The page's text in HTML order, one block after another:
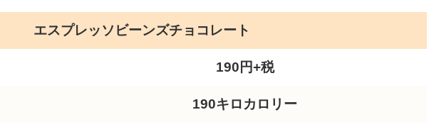
エスプレッソビーンズチョコレート
190円+税
190キロカロリー